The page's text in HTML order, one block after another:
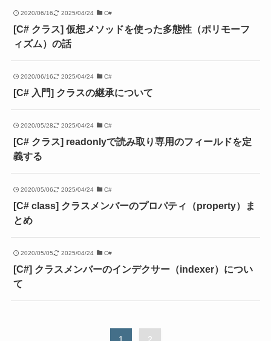
2020/06/16 2025/04/24 C#
[C# クラス] 仮想メソッドを使った多態性（ポリモーフ
ィズム）の話
2020/06/16 2025/04/24 C#
[C# 入門] クラスの継承について
2020/05/28 2025/04/24 C#
[C# クラス] readonlyで読み取り専用のフィールドを定
義する
2020/05/06 2025/04/24 C#
[C# class] クラスメンバーのプロパティ（property）ま
とめ
2020/05/05 2025/04/24 C#
[C#] クラスメンバーのインデクサー（indexer）につい
て